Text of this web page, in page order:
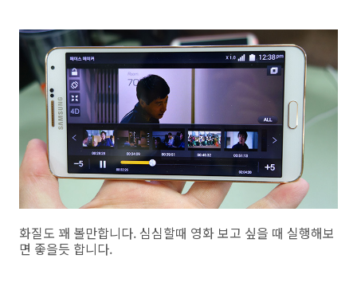
화질도 꽤 볼만합니다. 심심할때 영화 보고 싶을 때 실행해보
면 좋을듯 합니다.